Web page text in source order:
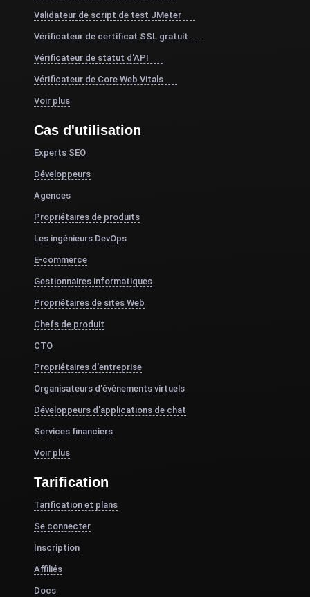
Validateur de script de test JMeter
Vérificateur de certificat SSL gratuit
Vérificateur de statut d'API
Vérificateur de Core Web Vitals
Voir plus
Cas d'utilisation
Experts SEO
Développeurs
Agences
Propriétaires de produits
Les ingénieurs DevOps
E-commerce
Gestionnaires informatiques
Propriétaires de sites Web
Chefs de produit
CTO
Propriétaires d'entreprise
Organisateurs d'événements virtuels
Développeurs d'applications de chat
Services financiers
Voir plus
Tarification
Tarification et plans
Se connecter
Inscription
Affiliés
Docs